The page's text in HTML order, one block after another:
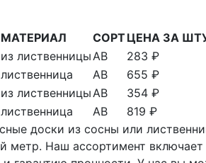
МАТЕРИАЛ СОРТЦЕНА ЗА
из лиственницыАВ 283 ₽
лиственница АВ 655 ₽
из лиственницыАВ 354 ₽
лиственница АВ 819 ₽
доски из сосны или
метр. Наш ассортимент